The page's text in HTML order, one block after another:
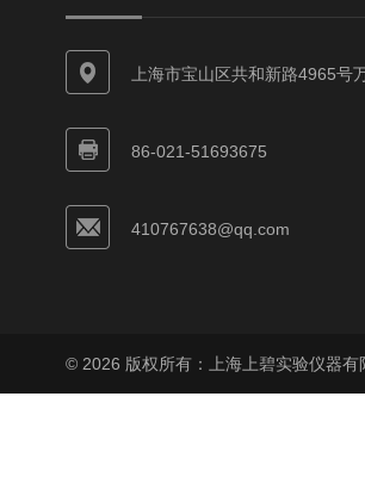
上海市宝山区共和新路4965号
86-021-51693675
410767638@qq.com
© 2026 版权所有：上海上碧实验仪器